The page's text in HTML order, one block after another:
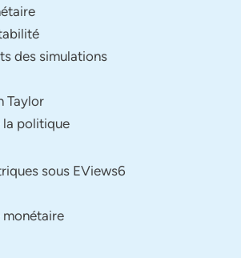
des simulations
Taylor
la politique
sous EViews6